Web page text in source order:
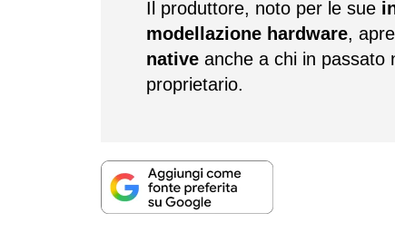
Il produttore, noto per le sue
modellazione hardware,
native anche a chi in passato
proprietario.